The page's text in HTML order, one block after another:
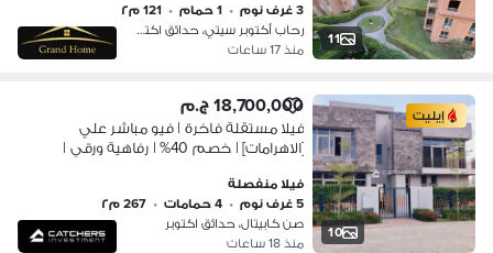
11
3 غرف نوم
• 1 حمام • 121 م٢
رحاب أكتوبر سيتي، حدائق اكتوبر
منذ 17 ساعات
10
إيليت 18,700,000 ج.م
فيلا مستقلة فاخرة | فيو مباشر علي
[الاهرامات] | خصم 40% | رفاهية ورقي |
مول العرب , مول مصر , الشيخ زايد
فيلا منفصلة
5 غرف نوم
• 4 حمامات • 267 م٢
صن كابيتال، حدائق اكتوبر
منذ 18 ساعات